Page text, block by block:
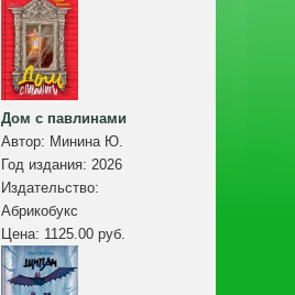
Дом с павлинами
Автор: Минина Ю.
Год издания: 2026
Издательство:
Абрикобукс
Цена: 1125.00 руб.